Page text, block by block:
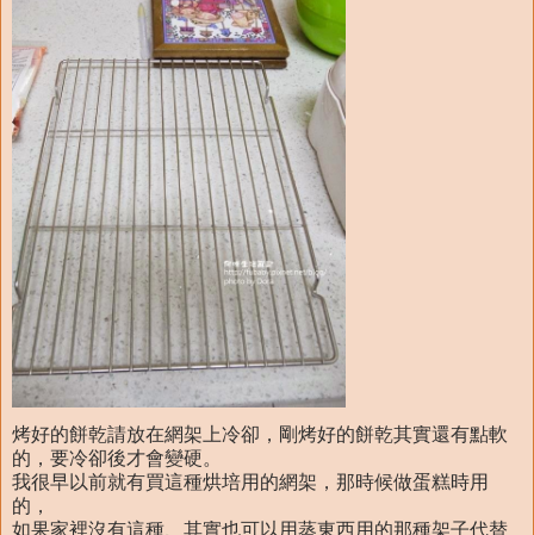
烤好的餅乾請放在網架上冷卻，剛烤好的餅乾其實還有點軟
的，要冷卻後才會變硬。
我很早以前就有買這種烘培用的網架，那時候做蛋糕時用
的，
如果家裡沒有這種、其實也可以用蒸東西用的那種架子代替